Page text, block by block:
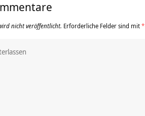
nicht veröffentlicht. Erforderliche Felder sind mit*